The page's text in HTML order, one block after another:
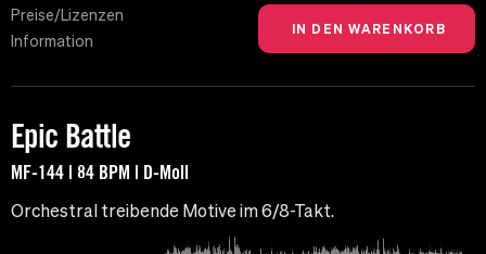
Preise/Lizenzen
Information
Epic Battle
MF-144 | 84 BPM | D-Moll
Orchestral treibende Motive im 6/8-Takt.